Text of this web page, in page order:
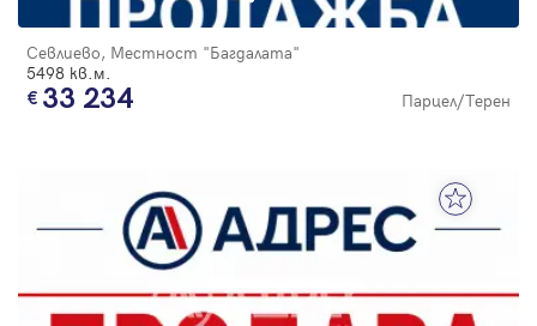
Севлиево, Местност "Багдалата"
5498 кв.м.
33 234 Парцел/Терен